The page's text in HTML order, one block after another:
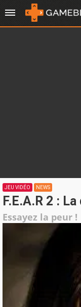
JEU VIDÉO NEWS
F.E.A.R 2 :
Essayez la peur !